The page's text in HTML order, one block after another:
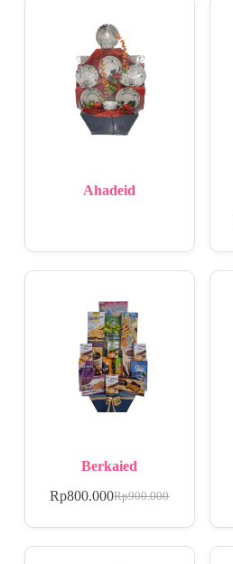
Ahadeid
Berkaied
Rp900.000
Rp800.000